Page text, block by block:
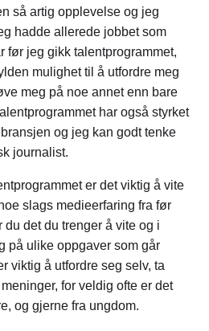
så artig opplevelse og jeg
hadde allerede jobbet som
før jeg gikk talentprogrammet,
mulighet til å utfordre meg
meg på noe annet enn bare
har også styrket
og jeg kan godt tenke
journalist.
er det viktig å vite
slags medieerfaring fra før
det du trenger å vite og i
på ulike oppgaver som går
viktig å utfordre seg selv, ta
for veldig ofte er det
og gjerne fra ungdom.